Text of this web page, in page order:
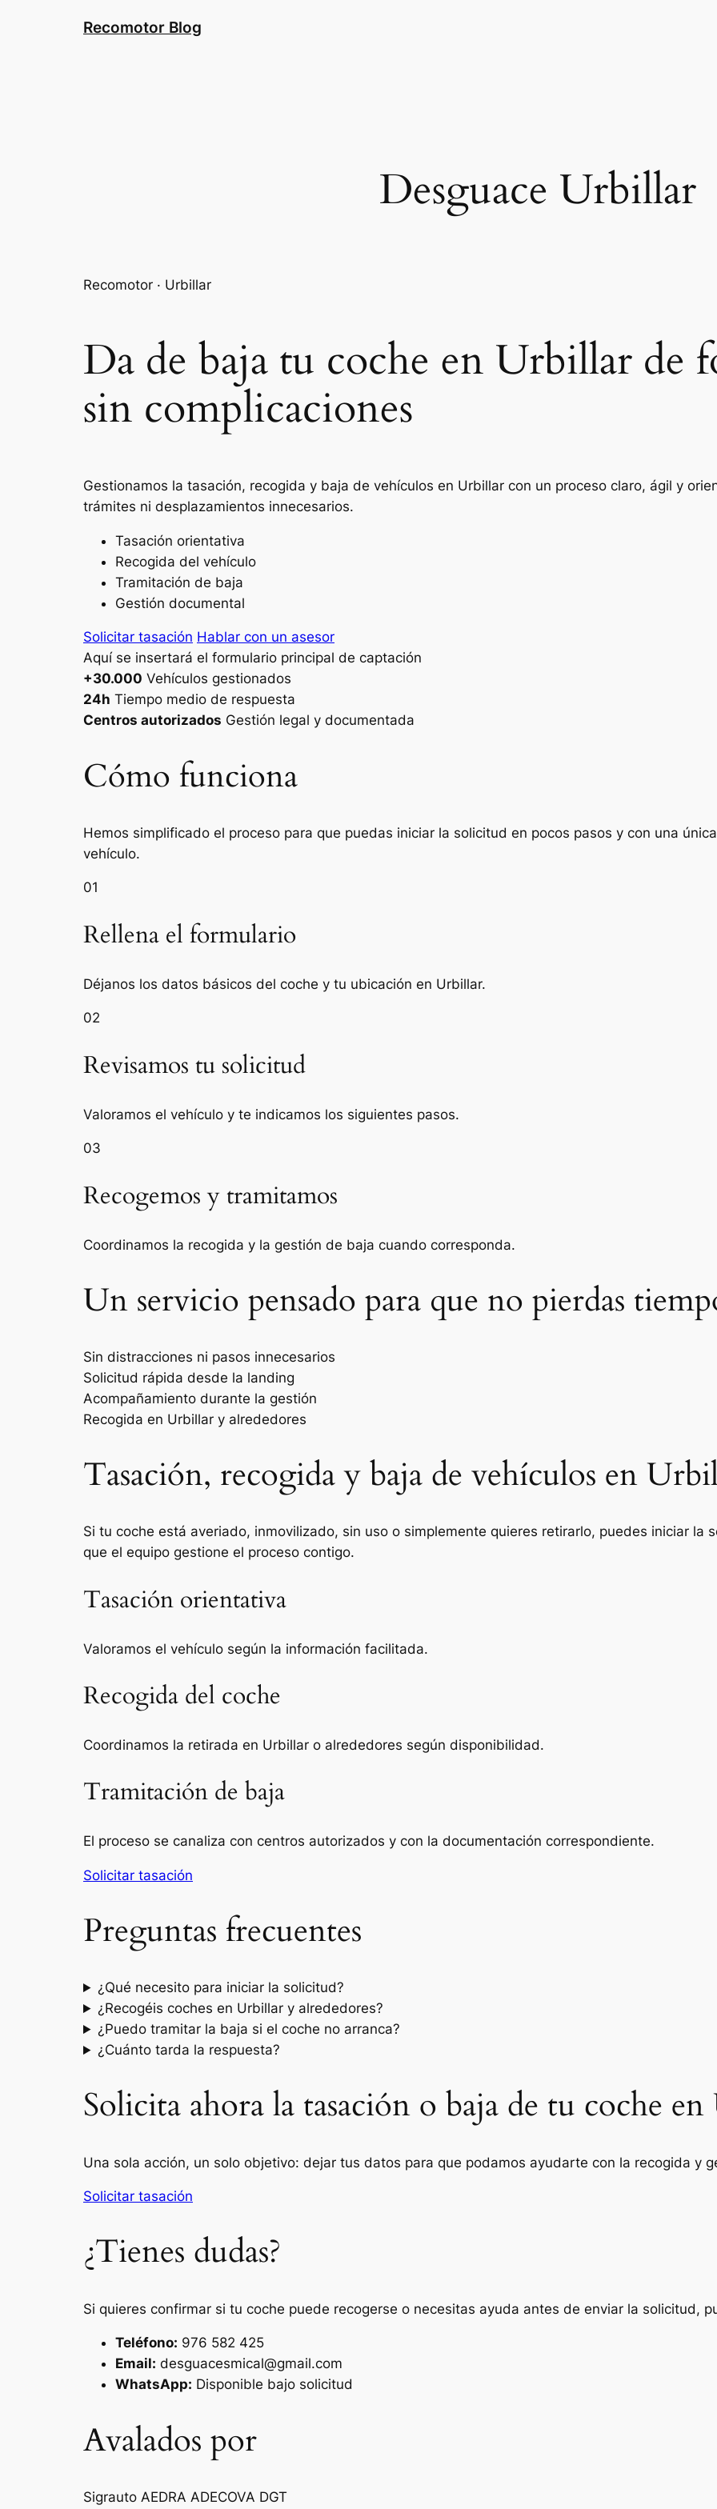
Recomotor Blog
Desguace Urbillar
Recomotor · Urbillar
Da de baja tu coche en Urbillar de
sin complicaciones
Gestionamos la tasación, recogida y baja de vehículos en Urbillar con un proceso claro, ágil y
trámites ni desplazamientos innecesarios.
Tasación orientativa
Recogida del vehículo
Tramitación de baja
Gestión documental
Solicitar tasación Hablar con un asesor
Aquí se insertará el formulario principal de captación
+30.000 Vehículos gestionados
24h Tiempo medio de respuesta
Centros autorizados Gestión legal y documentada
Cómo funciona
Hemos simplificado el proceso para que puedas iniciar la solicitud en pocos pasos y con una
vehículo.
01
Rellena el formulario
Déjanos los datos básicos del coche y tu ubicación en Urbillar.
02
Revisamos tu solicitud
Valoramos el vehículo y te indicamos los siguientes pasos.
03
Recogemos y tramitamos
Coordinamos la recogida y la gestión de baja cuando corresponda.
Un servicio pensado para que no pierdas
Sin distracciones ni pasos innecesarios
Solicitud rápida desde la landing
Acompañamiento durante la gestión
Recogida en Urbillar y alrededores
Tasación, recogida y baja de vehículos en
Si tu coche está averiado, inmovilizado, sin uso o simplemente quieres retirarlo, puedes iniciar la
que el equipo gestione el proceso contigo.
Tasación orientativa
Valoramos el vehículo según la información facilitada.
Recogida del coche
Coordinamos la retirada en Urbillar o alrededores según disponibilidad.
Tramitación de baja
El proceso se canaliza con centros autorizados y con la documentación correspondiente.
Solicitar tasación
Preguntas frecuentes
¿Qué necesito para iniciar la solicitud?
¿Recogéis coches en Urbillar y alrededores?
¿Puedo tramitar la baja si el coche no arranca?
¿Cuánto tarda la respuesta?
Solicita ahora la tasación o baja de tu coche
Una sola acción, un solo objetivo: dejar tus datos para que podamos ayudarte con la recogida y
Solicitar tasación
¿Tienes dudas?
Si quieres confirmar si tu coche puede recogerse o necesitas ayuda antes de enviar la solicitud,
Teléfono: 976 582 425
Email: desguacesmical@gmail.com
WhatsApp: Disponible bajo solicitud
Avalados por
Sigrauto AEDRA ADECOVA DGT